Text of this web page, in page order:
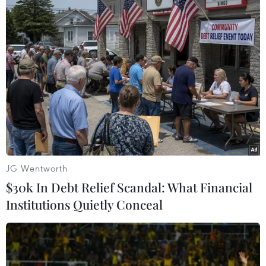
Theo ông, việc ngăn chặn A-beta tập hợp ở giai
đoạn đầu sẽ giúp ngăn chặn sự tiến triển của
bệnh và cải thiện chất lượng cuộc sống cho
bệnh nhân và gia đình họ./.
(TTXVN/Vietnam+)
JG Wentworth
$30k In Debt Relief Scandal: What Financial
Institutions Quietly Conceal